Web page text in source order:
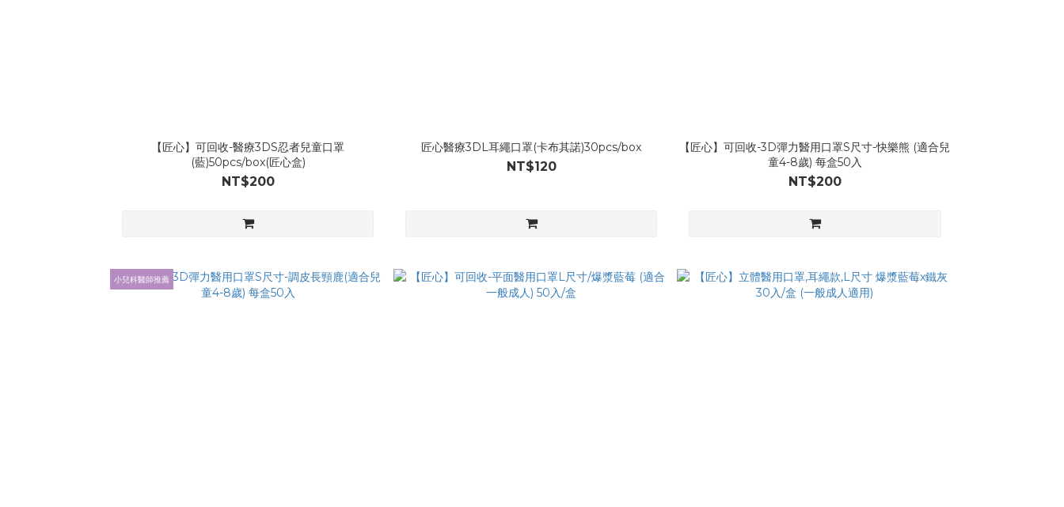
【匠心】可回收-醫療3DS忍者兒童口罩
(藍)50pcs/box(匠心盒)
NT$200
匠心醫療3DL耳繩口罩(卡布其諾)30pcs/box
NT$120
【匠心】可回收-3D彈力醫用口罩S尺寸-快樂熊 (適合兒
童4-8歲) 每盒50入
NT$200
小兒科醫師推薦